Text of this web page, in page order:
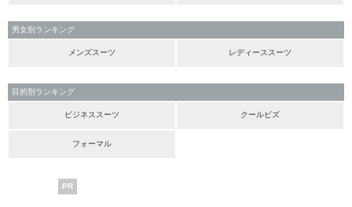
男女別ランキング
メンズスーツ レディーススーツ
目的別ランキング
ビジネススーツ クールビズ
フォーマル
PR